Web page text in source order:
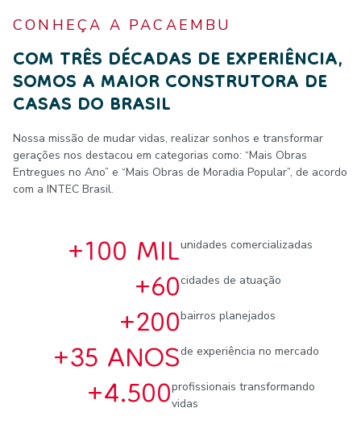
CONHEÇA A PACAEMBU
COM TRÊS DÉCADAS DE EXPERIÊNCIA,
SOMOS A MAIOR CONSTRUTORA DE
CASAS DO BRASIL
Nossa missão de mudar vidas, realizar sonhos e transformar
gerações nos destacou em categorias como: “Mais Obras
Entregues no Ano” e “Mais Obras de Moradia Popular”, de acordo
com a INTEC Brasil.
+100 MILunidades comercializadas
+60cidades de atuação
+200bairros planejados
+35 ANOSde experiência no mercado
+4.500profissionais transformando
vidas